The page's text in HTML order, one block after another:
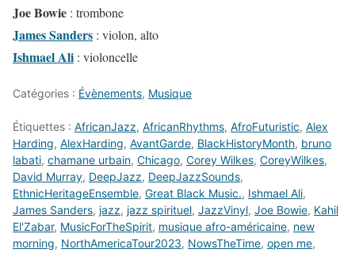
Joe Bowie : trombone
James Sanders : violon, alto
Ishmael Ali : violoncelle
Catégories : Évènements, Musique
Étiquettes : AfricanJazz, AfricanRhythms, AfroFuturistic, Alex
Harding, AlexHarding, AvantGarde, BlackHistoryMonth, bruno
labati, chamane urbain, Chicago, Corey Wilkes, CoreyWilkes,
David Murray, DeepJazz, DeepJazzSounds,
EthnicHeritageEnsemble, Great Black Music., Ishmael Ali,
James Sanders, jazz, jazz spirituel, JazzVinyl, Joe Bowie, Kahil
El'Zabar, MusicForTheSpirit, musique afro-américaine, new
morning, NorthAmericaTour2023, NowsTheTime, open me,